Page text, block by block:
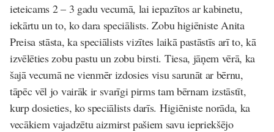
ieteicams 2 – 3 gadu vecumā, lai iepazītos ar kabinetu,
iekārtu un to, ko dara speciālists. Zobu higiēniste Anita
Preisa stāsta, ka speciālists vizītes laikā pastāstīs arī to, kā
izvēlēties zobu pastu un zobu birsti. Tiesa, jāņem vērā, ka
šajā vecumā ne vienmēr izdosies visu sarunāt ar bērnu,
tāpēc vēl jo vairāk ir svarīgi pirms tam bērnam izstāstīt,
kurp dosieties, ko speciālists darīs. Higiēniste norāda, ka
vecākiem vajadzētu aizmirst pašiem savu iepriekšējo